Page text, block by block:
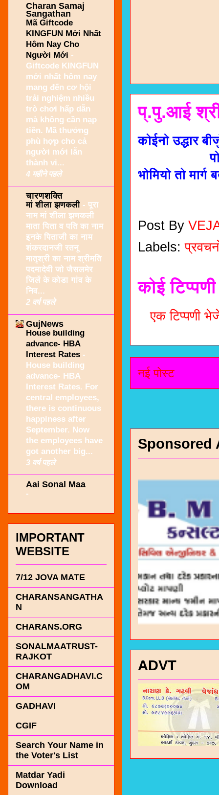
प्.पु.आई
कोईनो उद्धार
पोतानो
भोमियो तो
Post By
Labels:
कोई
एक टिप्पणी
नई पोस्ट
Sponsored
ADVT
Charan Samaj
Sangathan
Mã Giftcode
KINGFUN Mới Nhất
Hôm Nay Cho
Người Mới -
Giftcode KINGFUN
mới nhất hôm nay
mang đến cơ hội
trải nghiệm nhiều
trò chơi hấp dẫn
mà không cần nạp
tiền. Mã thưởng
phù hợp cho cả
người mới lẫn
thành vi...
4 महीने पहले
चारणशक्ति
मां शीला झणकली - पूरा
नाम मां शीला झणकली
माता पिता व पति का नाम
इनके पिताजी का नाम
शंकरदानजी रतनू
मातृश्री का नाम श्रीमति
पदमादेवी जो जैसलमेर
जिलें के कोडा गांव के
निव...
2 वर्ष पहले
GujNews
House building
advance- HBA
Interest Rates -
House building
advance- HBA
Interest Rates. For
central employees,
there is continuous
happiness after
September. Now
the employees have
got another big...
3 वर्ष पहले
Aai Sonal Maa
-
IMPORTANT
WEBSITE
7/12 JOVA MATE
CHARANSANGATHA
N
CHARANS.ORG
SONALMAATRUST-
RAJKOT
CHARANGADHAVI.C
OM
GADHAVI
CGIF
Search Your Name in
the Voter's List
Matdar Yadi
Download